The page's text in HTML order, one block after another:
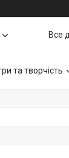
Все
та творчість